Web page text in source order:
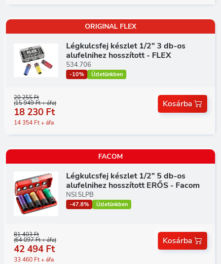
ORIGINAL FLEX
Légkulcsfej készlet 1/2" 3 db-os
alufelnihez hosszított - FLEX
534.706
-10% Üzletünkben
20 255 Ft
(15 949 Ft + áfa)
18 230 Ft
14 354 Ft + áfa
Kosárba
FACOM
Légkulcsfej készlet 1/2" 5 db-os
alufelnihez hosszított ERŐS - Facom
NSI.5LPB
-47.8% Üzletünkben
81 403 Ft
(64 097 Ft + áfa)
42 494 Ft
33 460 Ft + áfa
Kosárba